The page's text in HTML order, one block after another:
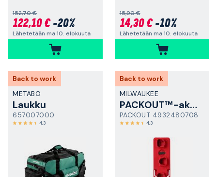
152,70 €
122,10 €-20%
Lähetetään ma 10. elokuuta
15,90 €
14,30 €-10%
Lähetetään ma 10. elokuuta
Back to work
METABO
Laukku
657007000
4,3
Back to work
MILWAUKEE
PACKOUT™-akkupidike
PACKOUT 4932480708
4,3